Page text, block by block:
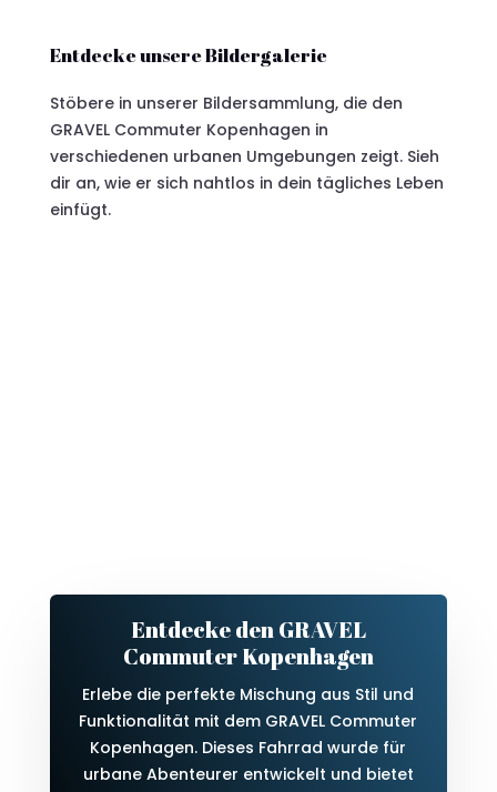
Entdecke unsere Bildergalerie
Stöbere in unserer Bildersammlung, die den
GRAVEL Commuter Kopenhagen in
verschiedenen urbanen Umgebungen zeigt. Sieh
dir an, wie er sich nahtlos in dein tägliches Leben
einfügt.
Entdecke den GRAVEL
Commuter Kopenhagen
Erlebe die perfekte Mischung aus Stil und
Funktionalität mit dem GRAVEL Commuter
Kopenhagen. Dieses Fahrrad wurde für
urbane Abenteurer entwickelt und bietet